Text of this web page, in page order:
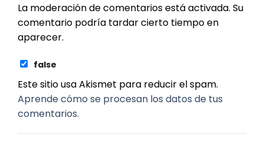
La moderación de comentarios está activada. Su
comentario podría tardar cierto tiempo en
aparecer.
false
Este sitio usa Akismet para reducir el spam.
Aprende cómo se procesan los datos de tus
comentarios.